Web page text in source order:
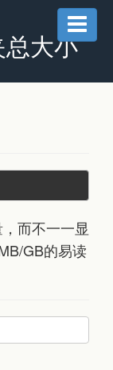
大小
而不一一显
GB的易读